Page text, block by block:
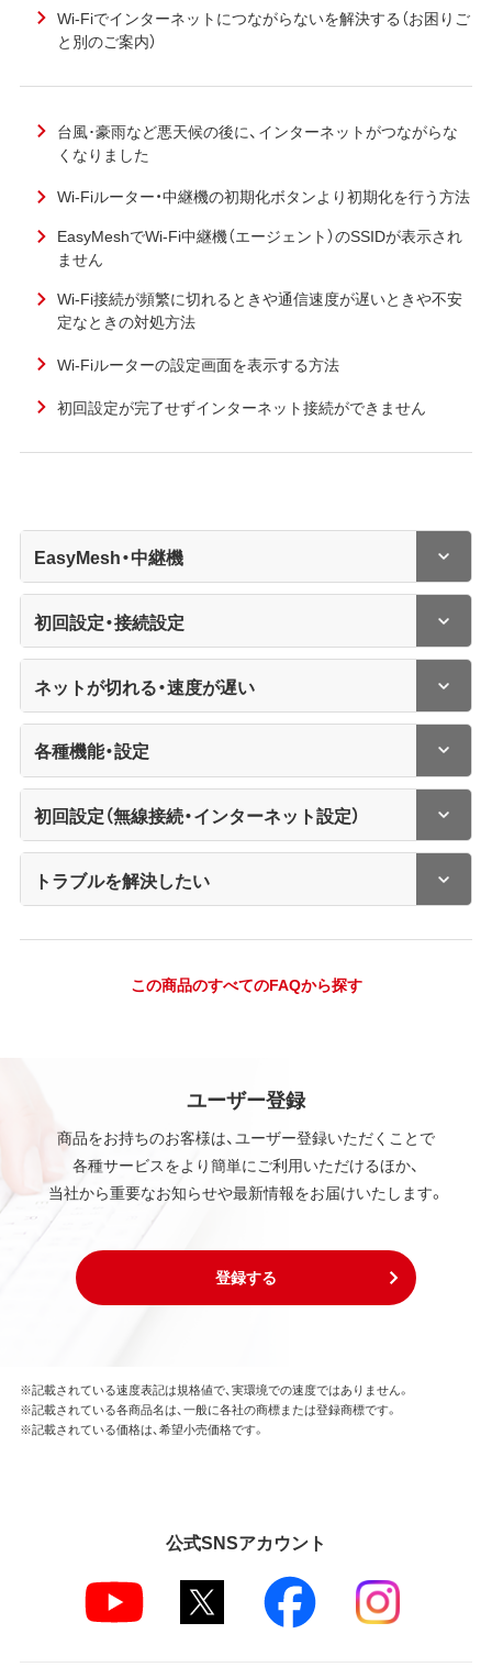
Wi-Fiでインターネットにつながらないを解決する（お困りご
と別のご案内）
台風･豪雨など悪天候の後に、インターネットがつながらな
くなりました
Wi-Fiルーター・中継機の初期化ボタンより初期化を行う方法
EasyMeshでWi-Fi中継機（エージェント）のSSIDが表示され
ません
Wi-Fi接続が頻繁に切れるときや通信速度が遅いときや不安
定なときの対処方法
Wi-Fiルーターの設定画面を表示する方法
初回設定が完了せずインターネット接続ができません
EasyMesh・中継機
初回設定・接続設定
ネットが切れる・速度が遅い
各種機能・設定
初回設定（無線接続・インターネット設定）
トラブルを解決したい
この商品のすべてのFAQから探す
ユーザー登録
商品をお持ちのお客様は、ユーザー登録いただくことで
各種サービスをより簡単にご利用いただけるほか、
当社から重要なお知らせや最新情報をお届けいたします。
登録する
※記載されている速度表記は規格値で、実環境での速度ではありません。
※記載されている各商品名は、一般に各社の商標または登録商標です。
※記載されている価格は、希望小売価格です。
公式SNSアカウント